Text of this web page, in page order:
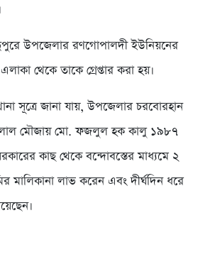
উপজেলার রণগোপালদী ইউনিয়নের
থেকে তাকে গ্রেপ্তার করা হয়।
সূত্রে জানা যায়, উপজেলার চরবোরহান
মৌজায় মো. ফজলুল হক কালু ১৯৮৭
কাছ থেকে বন্দোবস্তের মাধ্যমে ২
লাভ করেন এবং দীর্ঘদিন ধরে